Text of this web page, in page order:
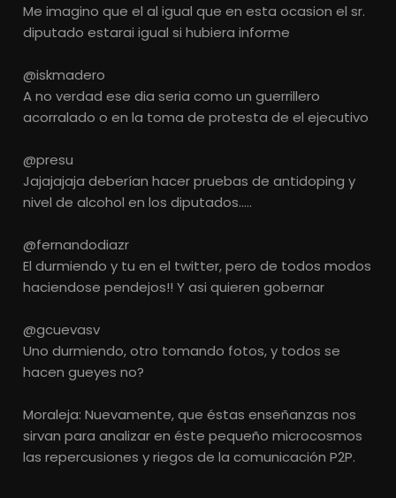
Me imagino que el al igual que en esta ocasion el sr.
diputado estarai igual si hubiera informe
@iskmadero
A no verdad ese dia seria como un guerrillero
acorralado o en la toma de protesta de el ejecutivo
@presu
Jajajajaja deberían hacer pruebas de antidoping y
nivel de alcohol en los diputados…..
@fernandodiazr
El durmiendo y tu en el twitter, pero de todos modos
haciendose pendejos!! Y asi quieren gobernar
@gcuevasv
Uno durmiendo, otro tomando fotos, y todos se
hacen gueyes no?
Moraleja: Nuevamente, que éstas enseñanzas nos
sirvan para analizar en éste pequeño microcosmos
las repercusiones y riegos de la comunicación P2P.